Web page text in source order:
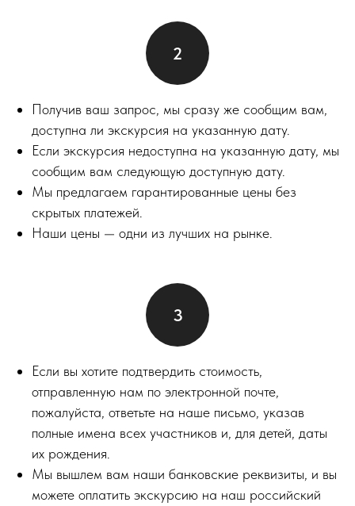
Получив ваш запрос, мы сразу же сообщим вам,
доступна ли экскурсия на указанную дату.
Если экскурсия недоступна на указанную дату, мы
сообщим вам следующую доступную дату.
Мы предлагаем гарантированные цены без
скрытых платежей.
Наши цены — одни из лучших на рынке.
Если вы хотите подтвердить стоимость,
отправленную нам по электронной почте,
пожалуйста, ответьте на наше письмо, указав
полные имена всех участников и, для детей, даты
их рождения.
Мы вышлем вам наши банковские реквизиты, и вы
можете оплатить экскурсию на наш российский